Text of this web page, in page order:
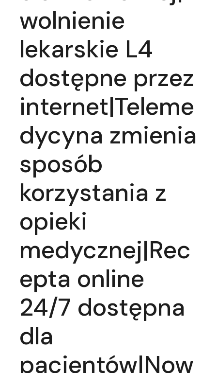
wolnienie
lekarskie L4
dostępne przez
internet|Teleme
dycyna zmienia
sposób
korzystania z
opieki
medycznej|Rec
epta online
24/7 dostępna
dla
pacjentów|Now